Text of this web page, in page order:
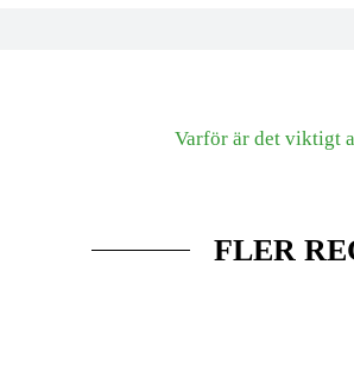
FLER